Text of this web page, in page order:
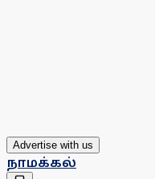
Advertise with us
நாமக்கல்